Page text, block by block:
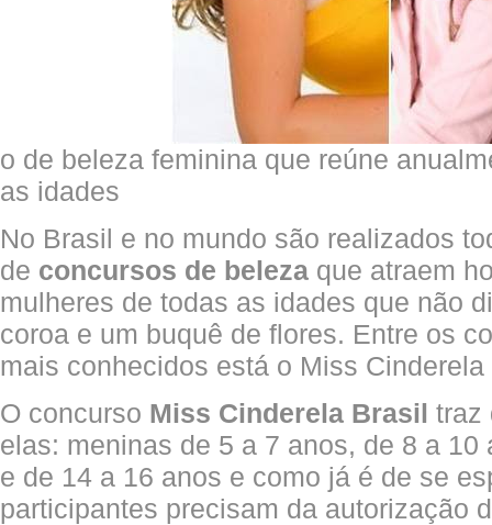
o de beleza feminina que reúne
as idades
No Brasil e no mundo são realizados
de concursos de beleza que atraem
mulheres de todas as idades que não
coroa e um buquê de flores. Entre os
mais conhecidos está o Miss Cinderela
O concurso Miss Cinderela Brasil traz
elas: meninas de 5 a 7 anos, de 8 a 10
e de 14 a 16 anos e como já é de se
participantes precisam da autorização